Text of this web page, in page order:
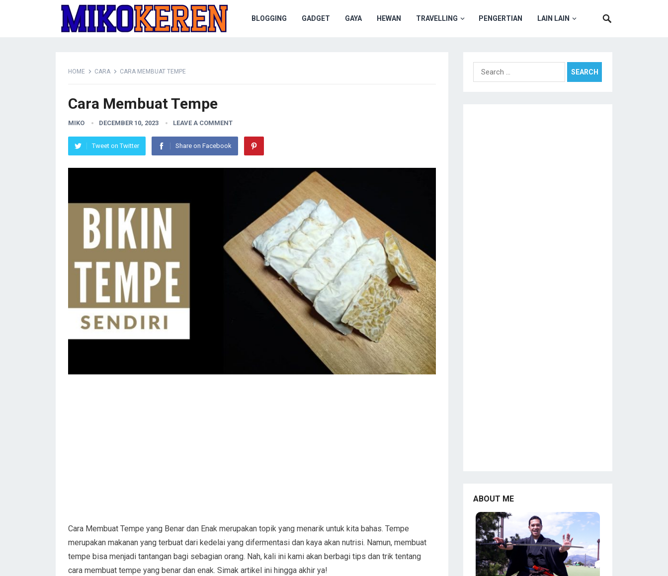
BLOGGING GADGET GAYA HEWAN TRAVELLING PENGERTIAN LAIN LAIN
HOME CARA CARA MEMBUAT TEMPE
Cara Membuat Tempe
MIKO DECEMBER 10, 2023 LEAVE A COMMENT
Tweet on Twitter Share on Facebook
Cara Membuat Tempe yang Benar dan Enak merupakan topik yang menarik untuk kita bahas. Tempe
merupakan makanan yang terbuat dari kedelai yang difermentasi dan kaya akan nutrisi. Namun, membuat
tempe bisa menjadi tantangan bagi sebagian orang. Nah, kali ini kami akan berbagi tips dan trik tentang
cara membuat tempe yang benar dan enak. Simak artikel ini hingga akhir ya!
Search
for:
ABOUT ME